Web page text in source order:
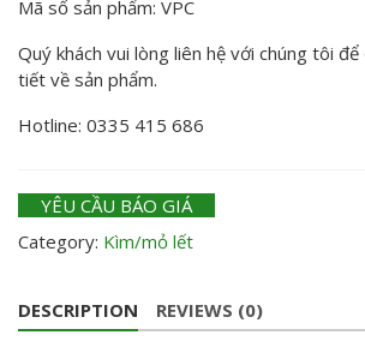
Mã số sản phẩm: VPC
Quý khách vui lòng liên hệ với chúng tôi
tiết về sản phẩm.
Hotline: 0335 415 686
YÊU CẦU BÁO GIÁ
Category: Kìm/mỏ lết
DESCRIPTION REVIEWS (0)